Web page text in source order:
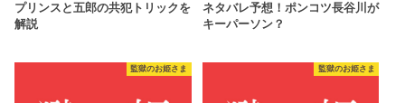
プリンスと五郎の共犯トリックを
解説
ネタバレ予想！ポンコツ長谷川が
キーパーソン？
監獄のお姫さま 監獄のお姫さま